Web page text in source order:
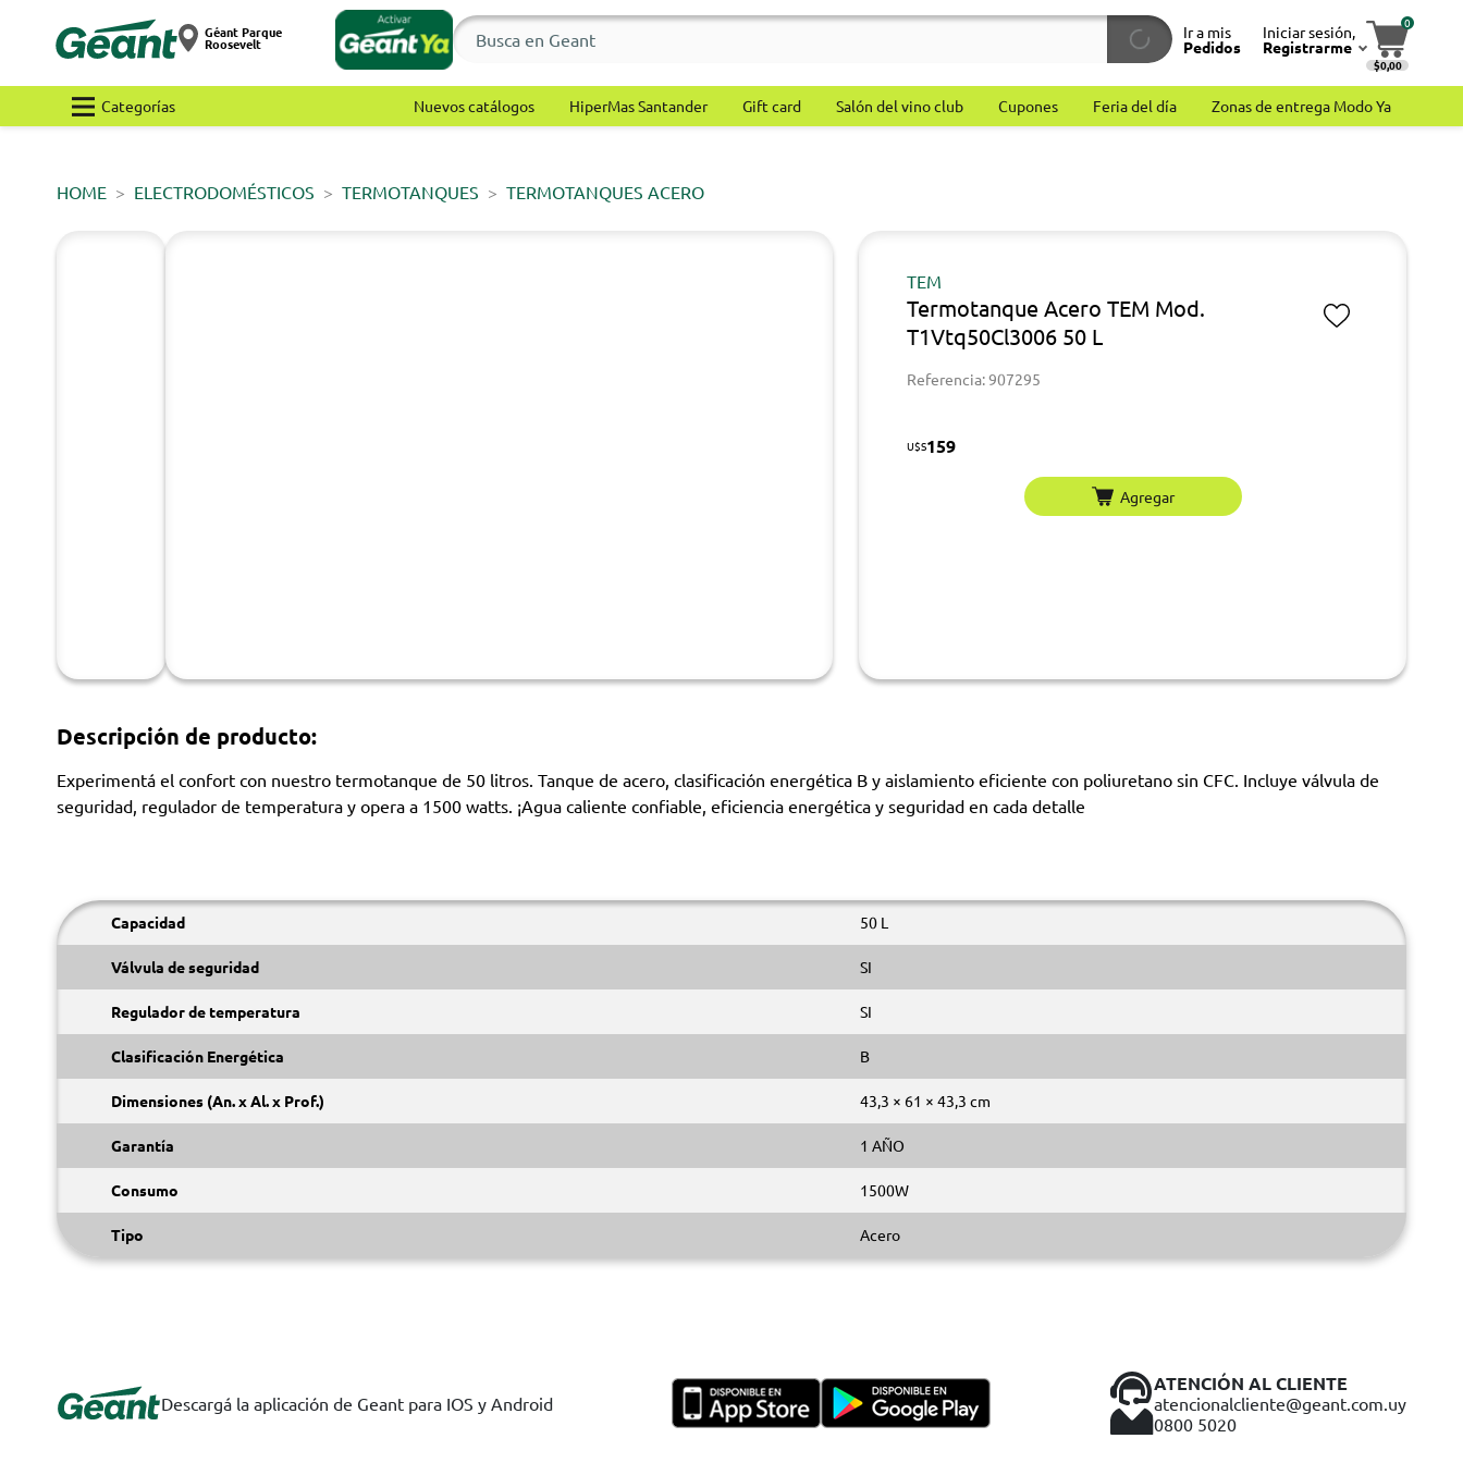
Géant Parque
Roosevelt
Ir a mis
Pedidos
Iniciar sesión,
Registrarme
0
$0,00
Categorías Nuevos catálogos HiperMas Santander Gift card Salón del vino club Cupones Feria del día Zonas de entrega Modo Ya
HOME ELECTRODOMÉSTICOS TERMOTANQUES TERMOTANQUES ACERO
TEM
Termotanque Acero TEM Mod.
T1Vtq50Cl3006 50 L
Referencia: 907295
U$S159
Agregar
Descripción de producto:
Experimentá el confort con nuestro termotanque de 50 litros. Tanque de acero, clasificación energética B y aislamiento eficiente con poliuretano sin CFC. Incluye válvula de
seguridad, regulador de temperatura y opera a 1500 watts. ¡Agua caliente confiable, eficiencia energética y seguridad en cada detalle
Capacidad 50 L
Válvula de seguridad SI
Regulador de temperatura SI
Clasificación Energética B
Dimensiones (An. x Al. x Prof.) 43,3 × 61 × 43,3 cm
Garantía 1 AÑO
Consumo 1500W
Tipo Acero
Descargá la aplicación de Geant para IOS y Android
ATENCIÓN AL CLIENTE
atencionalcliente@geant.com.uy
0800 5020